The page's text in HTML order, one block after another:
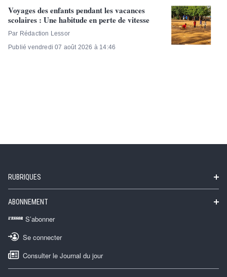
Voyages des enfants pendant les vacances
scolaires : Une habitude en perte de vitesse
Par Rédaction Lessor
Publié vendredi 07 août 2026 à 14:46
RUBRIQUES
ABONNEMENT
S’abonner
Se connecter
Consulter le Journal du jour